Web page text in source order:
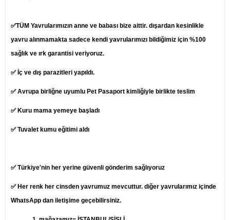
✅TÜM Yavrularımızın anne ve babası bize aittir. dışardan kesinlikle
yavru alınmamakta sadece kendi yavrularımızı bildiğimiz için %100
sağlık ve ırk garantisi veriyoruz.
✅ İç ve dış parazitleri yapıldı.
✅ Avrupa birliğne uyumlu Pet Pasaport kimliğiyle birlikte teslim
✅ Kuru mama yemeye başladı
✅ Tuvalet kumu eğitimi aldı
✅ Türkiye'nin her yerine güvenli gönderim sağlıyoruz
✅ Her renk her cinsden yavrumuz mevcuttur. diğer yavrularımız içinde
WhatsApp dan iletişime geçebilirsiniz.